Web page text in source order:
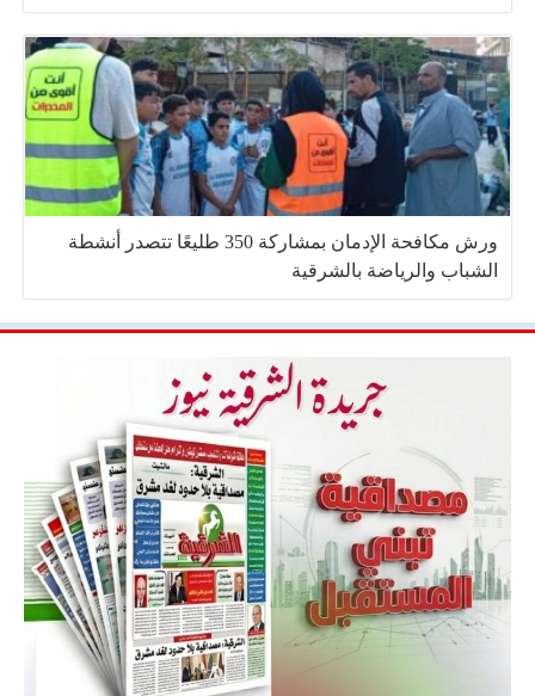
ورش مكافحة الإدمان بمشاركة 350 طليعًا تتصدر أنشطة
الشباب والرياضة بالشرقية